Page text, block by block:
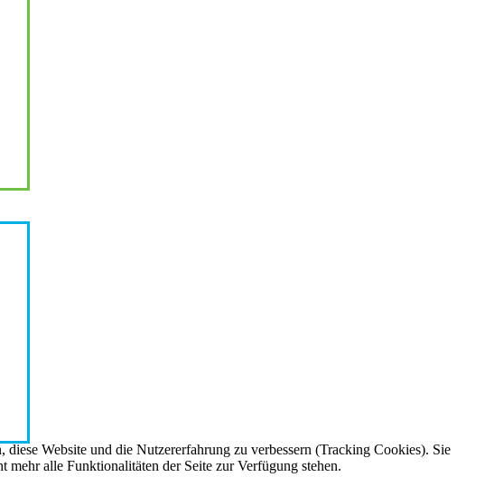
Website und die Nutzererfahrung zu verbessern (Tracking Cookies). Sie
mehr alle Funktionalitäten der Seite zur Verfügung stehen.